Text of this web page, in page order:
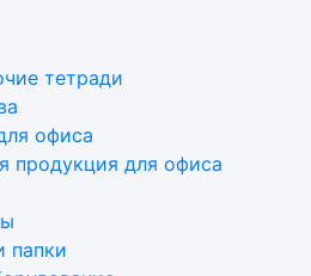
тетради
офиса
продукция для офиса
папки